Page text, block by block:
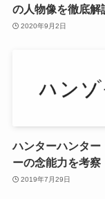
の人物像を徹底解
2020年9月2日
ハンターハンタ
ーの念能力を考察
2019年7月29日